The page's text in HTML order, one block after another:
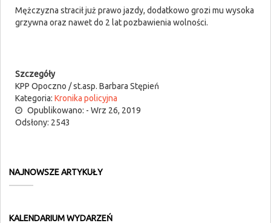
Mężczyzna stracił już prawo jazdy, dodatkowo grozi mu wysoka
grzywna oraz nawet do 2 lat pozbawienia wolności.
Szczegóły
KPP Opoczno / st.asp. Barbara Stępień
Kategoria: Kronika policyjna
Opublikowano: - Wrz 26, 2019
Odsłony: 2543
NAJNOWSZE ARTYKUŁY
KALENDARIUM WYDARZEŃ